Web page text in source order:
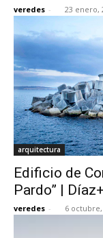
veredes - 23 enero,
arquitectura
Edificio de
Pardo” |
veredes - 6 octubre,